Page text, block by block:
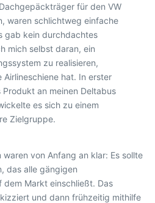
für den VW
waren schlichtweg einfache
gab kein durchdachtes
mich selbst daran, ein
zu realisieren,
Airlineschiene hat. In erster
an meinen Deltabus
es sich zu einem
Zielgruppe.
von Anfang an klar: Es sollte
das alle gängigen
Markt einschließt. Das
und dann frühzeitig mithilfe